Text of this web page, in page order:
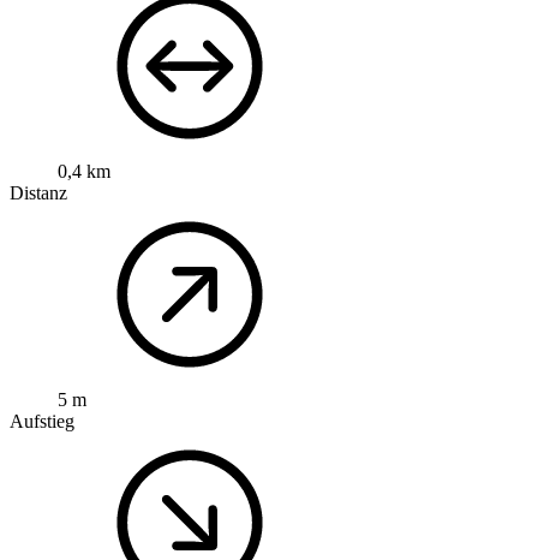
0,4 km
Distanz
5 m
Aufstieg